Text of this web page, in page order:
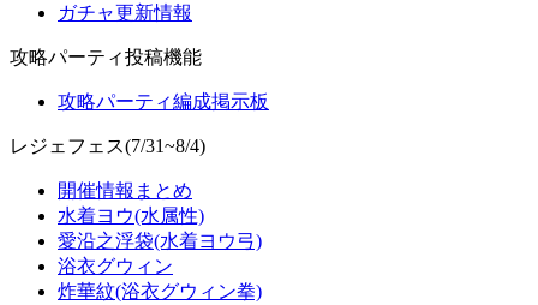
ガチャ更新情報
攻略パーティ投稿機能
攻略パーティ編成掲示板
レジェフェス(7/31~8/4)
開催情報まとめ
水着ヨウ(水属性)
愛沿之浮袋(水着ヨウ弓)
浴衣グウィン
炸華紋(浴衣グウィン拳)